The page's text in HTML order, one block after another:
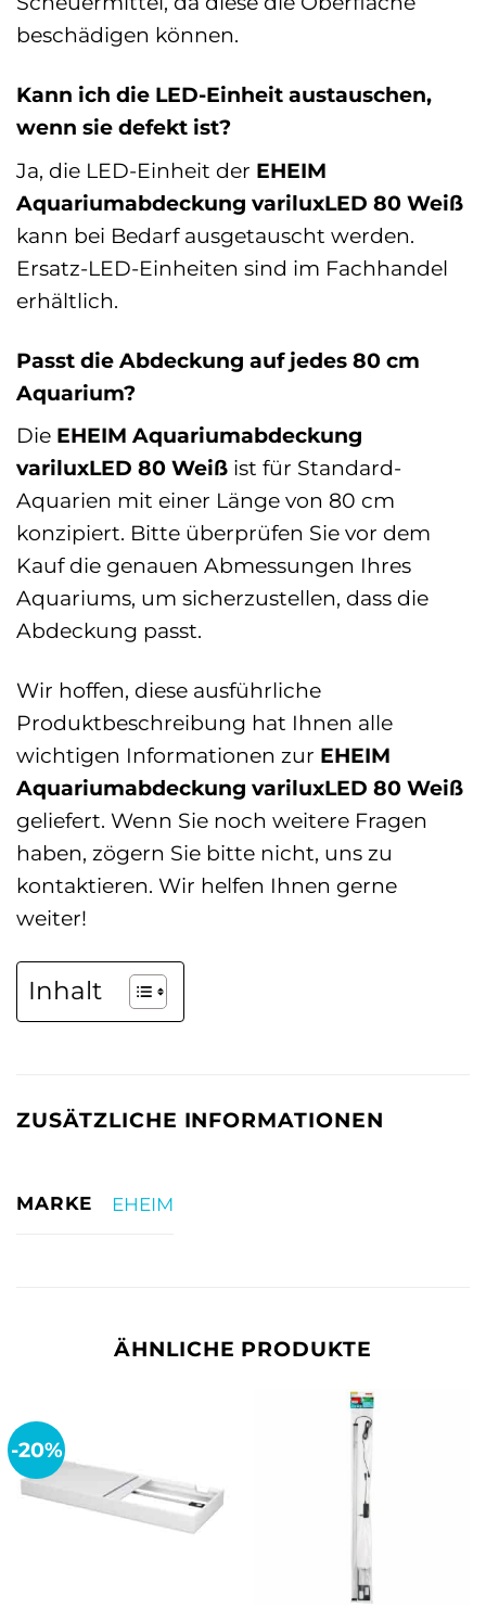
beschädigen können.
Kann ich die LED-Einheit austauschen,
wenn sie defekt ist?
Ja, die LED-Einheit der EHEIM
Aquariumabdeckung variluxLED 80 Weiß
kann bei Bedarf ausgetauscht werden.
Ersatz-LED-Einheiten sind im Fachhandel
erhältlich.
Passt die Abdeckung auf jedes 80 cm
Aquarium?
Die EHEIM Aquariumabdeckung
variluxLED 80 Weiß ist für Standard-
Aquarien mit einer Länge von 80 cm
konzipiert. Bitte überprüfen Sie vor dem
Kauf die genauen Abmessungen Ihres
Aquariums, um sicherzustellen, dass die
Abdeckung passt.
Wir hoffen, diese ausführliche
Produktbeschreibung hat Ihnen alle
wichtigen Informationen zur EHEIM
Aquariumabdeckung variluxLED 80 Weiß
geliefert. Wenn Sie noch weitere Fragen
haben, zögern Sie bitte nicht, uns zu
kontaktieren. Wir helfen Ihnen gerne
weiter!
Inhalt
ZUSÄTZLICHE INFORMATIONEN
MARKE EHEIM
ÄHNLICHE PRODUKTE
-20%